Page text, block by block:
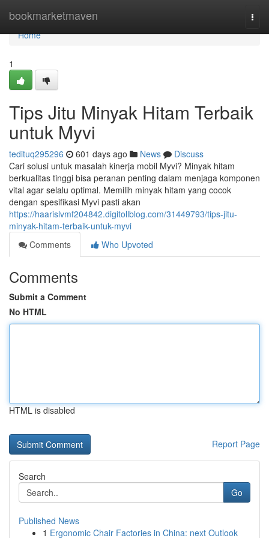
bookmarketmaven
Home
Home
1
Tips Jitu Minyak Hitam Terbaik
untuk Myvi
tedituq295296 601 days ago News
Discuss
Cari solusi untuk masalah kinerja mobil Myvi? Minyak hitam
berkualitas tinggi bisa peranan penting dalam menjaga komponen
vital agar selalu optimal. Memilih minyak hitam yang cocok
dengan spesifikasi Myvi pasti akan
https://haarislvmf204842.digitollblog.com/31449793/tips-jitu-
minyak-hitam-terbaik-untuk-myvi
Comments
Who Upvoted
Comments
Submit a Comment
No HTML
HTML is disabled
Report Page
Search
Go
Published News
1 Ergonomic Chair Factories in China: next Outlook